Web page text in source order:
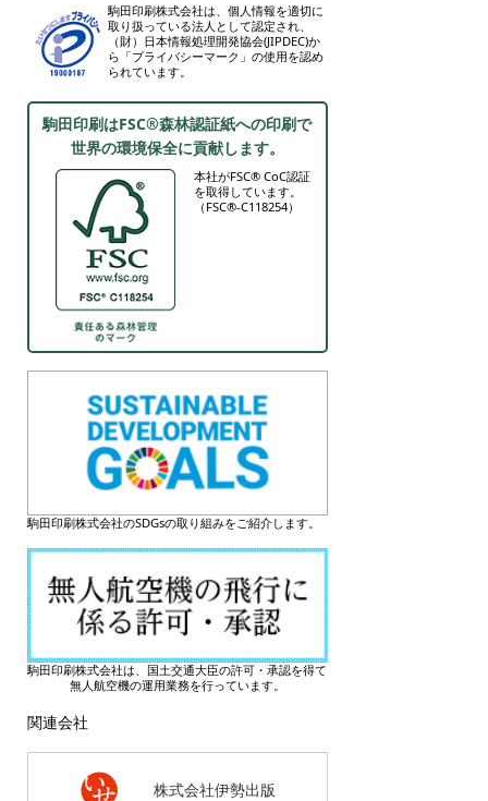
駒田印刷株式会社は、個人情報を適切に
取り扱っている法人として認定され、
（財）日本情報処理開発協会(JIPDEC)か
ら「プライバシーマーク」の使用を認め
られています。
駒田印刷はFSC®森林認証紙への印刷で
世界の環境保全に貢献します。
本社がFSC® CoC認証
を取得しています。
（FSC®-C118254）
駒田印刷株式会社のSDGsの取り組みをご紹介します。
駒田印刷株式会社は、国土交通大臣の許可・承認を得て
無人航空機の運用業務を行っています。
関連会社
株式会社伊勢出版